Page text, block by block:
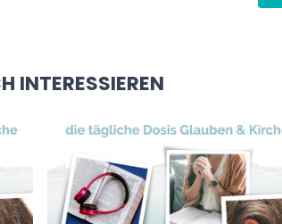
INTERESSIEREN